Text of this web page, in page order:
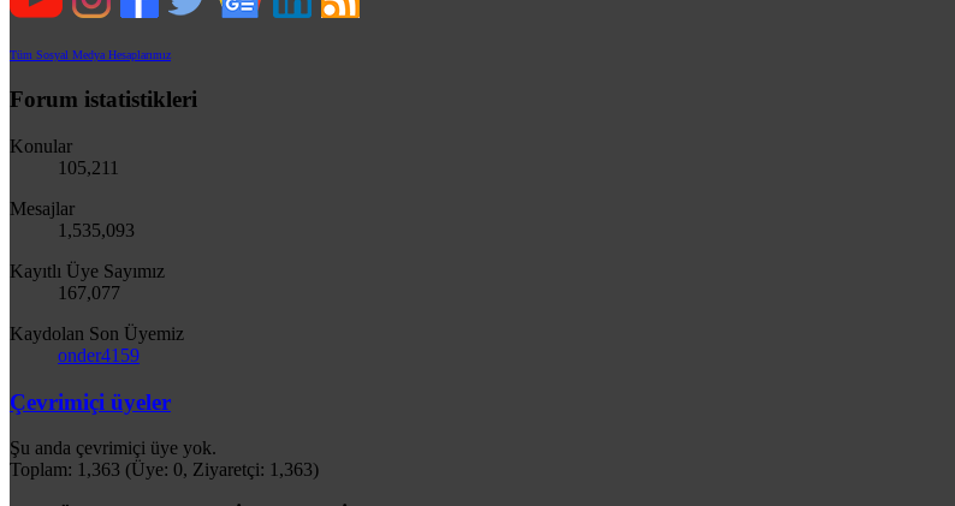
Tüm Sosyal Medya Hesaplarımız
Forum istatistikleri
Konular
105,211
Mesajlar
1,535,093
Kayıtlı Üye Sayımız
167,077
Kaydolan Son Üyemiz
onder4159
Çevrimiçi üyeler
Şu anda çevrimiçi üye yok.
Toplam: 1,363 (Üye: 0, Ziyaretçi: 1,363)